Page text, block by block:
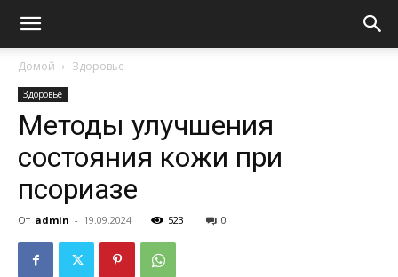
Домой Здоровье
Здоровье
Методы улучшения
состояния кожи при
псориазе
От admin - 19.09.2024 523 0